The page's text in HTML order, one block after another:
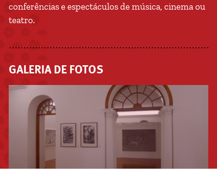
conferências e espectáculos de música, cinema ou
teatro.
GALERIA DE FOTOS